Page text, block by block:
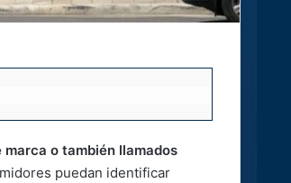
o también llamados
puedan identificar